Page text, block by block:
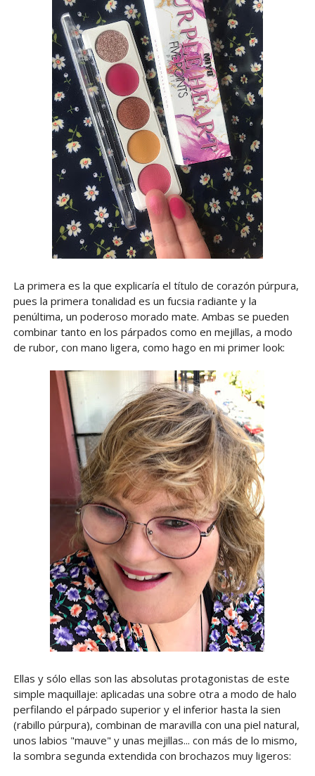
La primera es la que explicaría el título de corazón púrpura,
pues la primera tonalidad es un fucsia radiante y la
penúltima, un poderoso morado mate. Ambas se pueden
combinar tanto en los párpados como en mejillas, a modo
de rubor, con mano ligera, como hago en mi primer look:
Ellas y sólo ellas son las absolutas protagonistas de este
simple maquillaje: aplicadas una sobre otra a modo de halo
perfilando el párpado superior y el inferior hasta la sien
(rabillo púrpura), combinan de maravilla con una piel natural,
unos labios "mauve" y unas mejillas... con más de lo mismo,
la sombra segunda extendida con brochazos muy ligeros: